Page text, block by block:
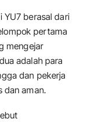
YU7 berasal dari
pertama
mengejar
adalah para
dan pekerja
dan aman.